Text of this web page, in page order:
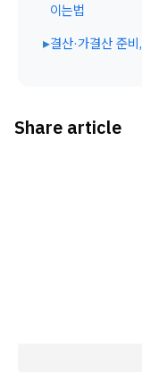
이는법
▸결산·가결산 준
Share article